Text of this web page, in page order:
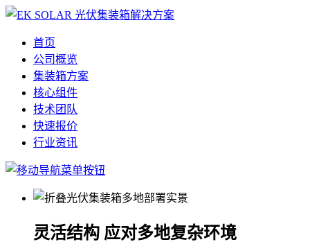
首页
公司概览
集装箱方案
核心组件
技术团队
快速报价
行业资讯
灵活结构 应对多地复杂环境